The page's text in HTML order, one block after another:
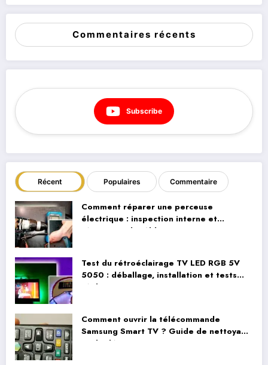
Commentaires récents
Subscribe
Récent Populaires Commentaire
Comment réparer une perceuse
électrique : inspection interne et
réparation du câblage
Test du rétroéclairage TV LED RGB 5V
5050 : déballage, installation et tests
réels
Comment ouvrir la télécommande
Samsung Smart TV ? Guide de nettoyage
et de démontage